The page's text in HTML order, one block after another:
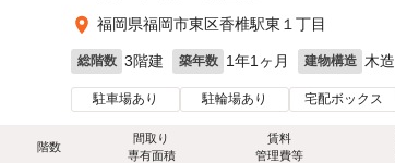
福岡県福岡市東区香椎駅東１丁目
総階数 3階建 築年数 1年1ヶ月 建物構造 木造
駐車場あり 駐輪場あり 宅配ボックス
階数
間取り
専有面積
賃料
管理費等